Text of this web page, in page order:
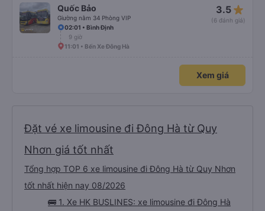
Quốc Bảo
Giường nằm 34 Phòng VIP
3.5 star_rate
(6 đánh giá)
02:01 • Bình Định
9 giờ
11:01 • Bến Xe Đông Hà
Xem giá
Đặt vé xe limousine đi Đông Hà từ Quy
Nhơn giá tốt nhất
Tổng hợp TOP 6 xe limousine đi Đông Hà từ Quy Nhơn
tốt nhất hiện nay 08/2026
🚌 1. Xe HK BUSLINES: xe limousine đi Đông Hà